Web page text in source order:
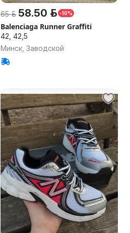
65 р. 58.50 р. -10%
Balenciaga Runner Graffiti
42, 42,5
Минск, Заводской